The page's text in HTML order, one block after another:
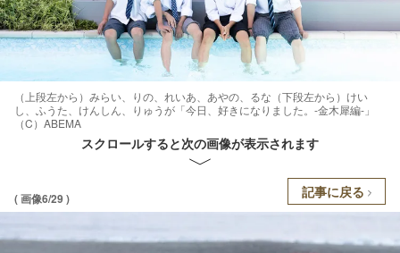
（上段左から）みらい、りの、れいあ、あやの、るな（下段左から）けい
し、ふうた、けんしん、りゅうが「今日、好きになりました。-金木犀編-」
（C）ABEMA
スクロールすると次の画像が表示されます
( 画像6/29 ) 記事に戻る